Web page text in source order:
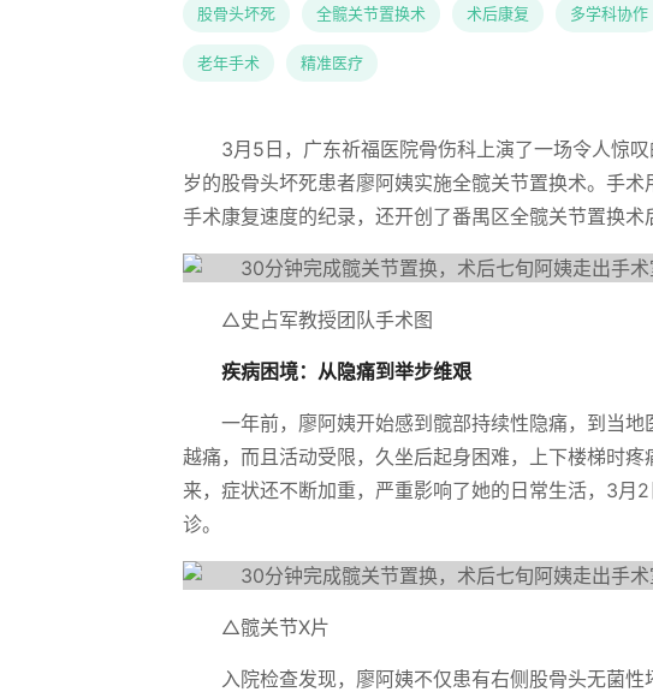
股骨头坏死 全髋关节置换术 术后康复 多学科协作
老年手术 精准医疗
3月5日，广东祈福医院骨伤科上演了一场令人惊
岁的股骨头坏死患者廖阿姨实施全髋关节置换术。手
手术康复速度的纪录，还开创了番禺区全髋关节置换术
△史占军教授团队手术图
疾病困境：从隐痛到举步维艰
一年前，廖阿姨开始感到髋部持续性隐痛，到当
越痛，而且活动受限，久坐后起身困难，上下楼梯时
来，症状还不断加重，严重影响了她的日常生活，3月
诊。
△髋关节X片
入院检查发现，廖阿姨不仅患有右侧股骨头无菌